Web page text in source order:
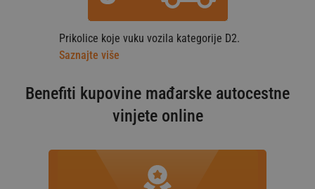
Prikolice koje vuku vozila kategorije D2.
Saznajte više
Benefiti kupovine mađarske autocestne
vinjete online